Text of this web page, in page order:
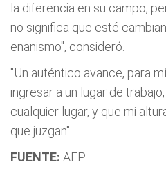
la diferencia en su campo,
no significa que esté
enanismo", consideró.
"Un auténtico avance, para
ingresar a un lugar de
cualquier lugar, y que mi
que juzgan".
FUENTE: AFP